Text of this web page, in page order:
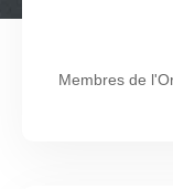
Membres de